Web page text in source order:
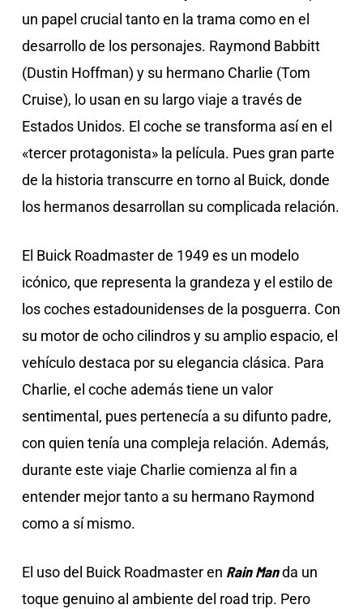
un papel crucial tanto en la trama como en el
desarrollo de los personajes. Raymond Babbitt
(Dustin Hoffman) y su hermano Charlie (Tom
Cruise), lo usan en su largo viaje a través de
Estados Unidos. El coche se transforma así en el
«tercer protagonista» la película. Pues gran parte
de la historia transcurre en torno al Buick, donde
los hermanos desarrollan su complicada relación.
El Buick Roadmaster de 1949 es un modelo
icónico, que representa la grandeza y el estilo de
los coches estadounidenses de la posguerra. Con
su motor de ocho cilindros y su amplio espacio, el
vehículo destaca por su elegancia clásica. Para
Charlie, el coche además tiene un valor
sentimental, pues pertenecía a su difunto padre,
con quien tenía una compleja relación. Además,
durante este viaje Charlie comienza al fin a
entender mejor tanto a su hermano Raymond
como a sí mismo.
El uso del Buick Roadmaster en Rain Manda un
toque genuino al ambiente del road trip. Pero